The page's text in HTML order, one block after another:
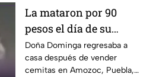
La mataron por 90
pesos el día de su
cumpleaños; Este es el
caso de Doña Dominga
Doña Dominga regresaba a
casa después de vender
cemitas en Amozoc, Puebla,